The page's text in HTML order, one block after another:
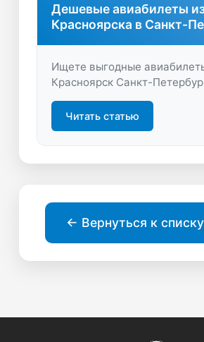
Дешевые авиабилеты
Красноярска в Санкт-
Ищете выгодные
Красноярск Санкт-
цены и забронировать
быстро и удобно.
Читать статью
← Вернуться к